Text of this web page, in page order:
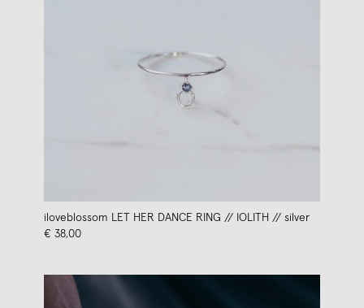
iloveblossom LET HER DANCE RING // IOLITH // silver
€ 38,00